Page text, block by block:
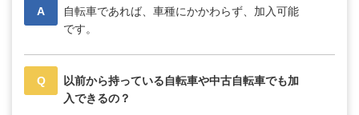
A
自転車であれば、車種にかかわらず、加入可能
です。
Q
以前から持っている自転車や中古自転車でも加
入できるの？